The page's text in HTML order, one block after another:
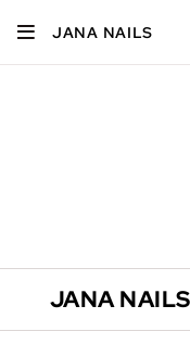
JANA NAILS
JANA NAILS